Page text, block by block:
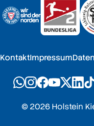
© 2026 Holstein
KontaktImpressum